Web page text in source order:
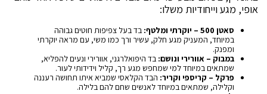
אופי, מגע וייחודיות משלו:
סאטן 500 – יוקרתי ומלטף:
בד בעל צפיפות חוטים גבוהה
במיוחד, המעניק מגע חלק, עשיר ורך כמו משי, עם מראה יוקרתי
ומפנק.
במבוק – אוורירי ונושם: בד היפואלרגני, אוורירי ונעים להפליא,
שמתאים במיוחד למי שמחפש מגע רך, קליל וידידותי לעור.
פרקל – קריספי וקריר: הבד הקלאסי שמביא איתו תחושה רעננה
וקלילה, שמתאים במיוחד לאנשים שחם להם בלילה.